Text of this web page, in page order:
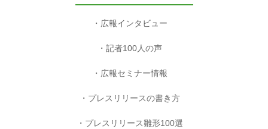
広報インタビュー
記者100人の声
広報セミナー情報
プレスリリースの書き方
プレスリリース雛形100選